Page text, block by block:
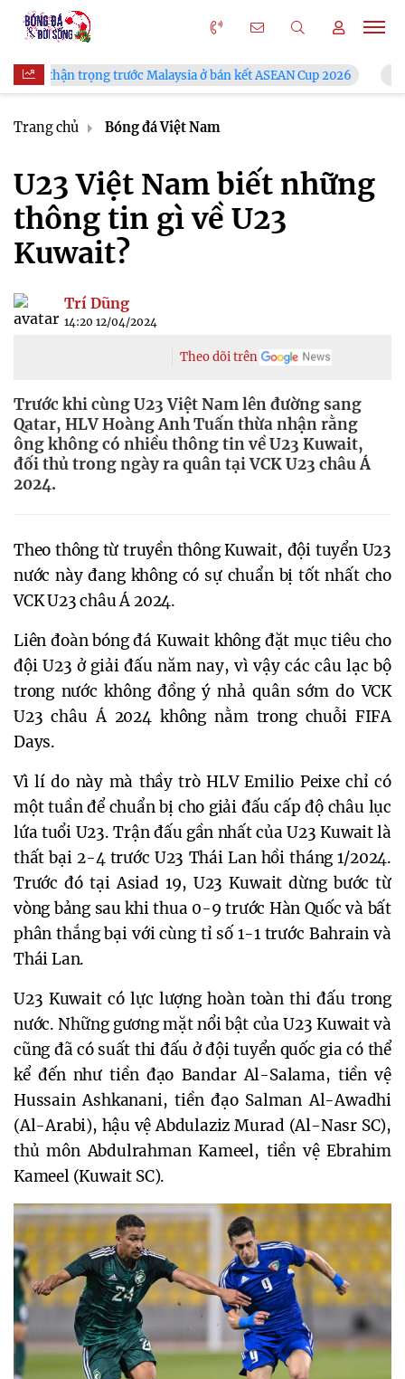
trước Malaysia ở bán kết ASEAN Cup 2026 VFF công bố
Trang chủ Bóng đá Việt Nam
U23 Việt Nam biết những
thông tin gì về U23
Kuwait?
Trí Dũng
14:20 12/04/2024
Theo dõi trên
Trước khi cùng U23 Việt Nam lên đường sang
Qatar, HLV Hoàng Anh Tuấn thừa nhận rằng
ông không có nhiều thông tin về U23 Kuwait,
đối thủ trong ngày ra quân tại VCK U23 châu Á
2024.
Theo thông từ truyền thông Kuwait, đội tuyển U23
nước này đang không có sự chuẩn bị tốt nhất cho
VCK U23 châu Á 2024.
Liên đoàn bóng đá Kuwait không đặt mục tiêu cho
đội U23 ở giải đấu năm nay, vì vậy các câu lạc bộ
trong nước không đồng ý nhả quân sớm do VCK
U23 châu Á 2024 không nằm trong chuỗi FIFA
Days.
Vì lí do này mà thầy trò HLV Emilio Peixe chỉ có
một tuần để chuẩn bị cho giải đấu cấp độ châu lục
lứa tuổi U23. Trận đấu gần nhất của U23 Kuwait là
thất bại 2-4 trước U23 Thái Lan hồi tháng 1/2024.
Trước đó tại Asiad 19, U23 Kuwait dừng bước từ
vòng bảng sau khi thua 0-9 trước Hàn Quốc và bất
phân thắng bại với cùng tỉ số 1-1 trước Bahrain và
Thái Lan.
U23 Kuwait có lực lượng hoàn toàn thi đấu trong
nước. Những gương mặt nổi bật của U23 Kuwait và
cũng đã có suất thi đấu ở đội tuyển quốc gia có thể
kể đến như tiền đạo Bandar Al-Salama, tiền vệ
Hussain Ashkanani, tiền đạo Salman Al-Awadhi
(Al-Arabi), hậu vệ Abdulaziz Murad (Al-Nasr SC),
thủ môn Abdulrahman Kameel, tiền vệ Ebrahim
Kameel (Kuwait SC).